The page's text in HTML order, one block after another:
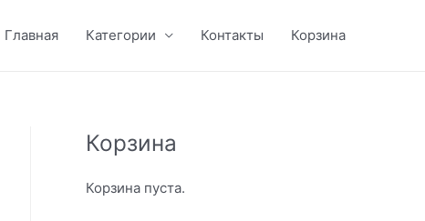
Главная Категории Контакты Корзина
Корзина
Корзина пуста.